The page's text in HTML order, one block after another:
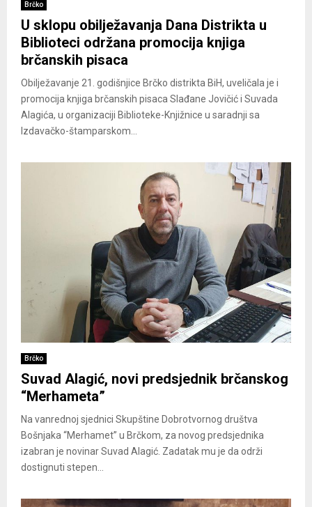
Brčko
U sklopu obilježavanja Dana Distrikta u
Biblioteci održana promocija knjiga
brčanskih pisaca
Obilježavanje 21. godišnjice Brčko distrikta BiH, uveličala je i
promocija knjiga brčanskih pisaca Slađane Jovičić i Suvada
Alagića, u organizaciji Biblioteke-Knjižnice u saradnji sa
Izdavačko-štamparskom...
Brčko
Suvad Alagić, novi predsjednik brčanskog
“Merhameta”
Na vanrednoj sjednici Skupštine Dobrotvornog društva
Bošnjaka “Merhamet” u Brčkom, za novog predsjednika
izabran je novinar Suvad Alagić. Zadatak mu je da održi
dostignuti stepen...